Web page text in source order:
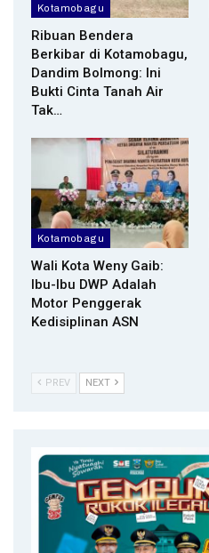
Kotamobagu
Ribuan Bendera
Berkibar di Kotamobagu,
Dandim Bolmong: Ini
Bukti Cinta Tanah Air
Tak…
Kotamobagu
Wali Kota Weny Gaib:
Ibu-Ibu DWP Adalah
Motor Penggerak
Kedisiplinan ASN
PREV NEXT